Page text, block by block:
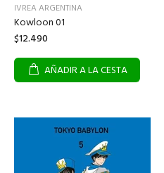
IVREA ARGENTINA
Kowloon 01
$12.490
AÑADIR A LA CESTA